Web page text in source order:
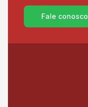
Fale conosco